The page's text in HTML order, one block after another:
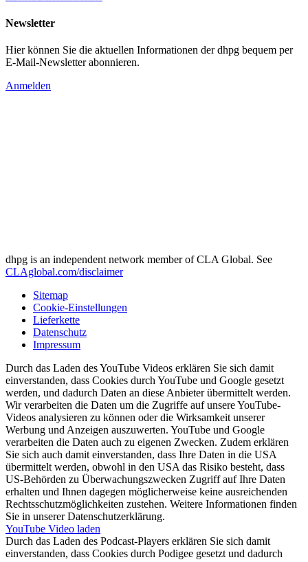
Newsletter
Hier können Sie die aktuellen Informationen der dhpg bequem per
E-Mail-Newsletter abonnieren.
Anmelden
dhpg is an independent network member of CLA Global. See
CLAglobal.com/disclaimer
Sitemap
Cookie-Einstellungen
Lieferkette
Datenschutz
Impressum
Durch das Laden des YouTube Videos erklären Sie sich damit
einverstanden, dass Cookies durch YouTube und Google gesetzt
werden, und dadurch Daten an diese Anbieter übermittelt werden.
Wir verarbeiten die Daten um die Zugriffe auf unsere YouTube-
Videos analysieren zu können oder die Wirksamkeit unserer
Werbung und Anzeigen auszuwerten. YouTube und Google
verarbeiten die Daten auch zu eigenen Zwecken. Zudem erklären
Sie sich auch damit einverstanden, dass Ihre Daten in die USA
übermittelt werden, obwohl in den USA das Risiko besteht, dass
US-Behörden zu Überwachungszwecken Zugriff auf Ihre Daten
erhalten und Ihnen dagegen möglicherweise keine ausreichenden
Rechtsschutzmöglichkeiten zustehen. Weitere Informationen finden
Sie in unserer Datenschutzerklärung.
YouTube Video laden
Durch das Laden des Podcast-Players erklären Sie sich damit
einverstanden, dass Cookies durch Podigee gesetzt und dadurch